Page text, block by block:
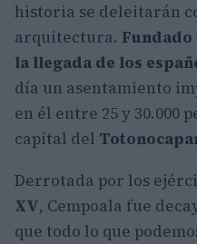
historia se deleitarán
arquitectura. Fundado
la llegada de los
día un asentamiento
en él entre 25 y 30.000
capital del
Derrotada por los
XV, Cempoala fue
que todo lo que